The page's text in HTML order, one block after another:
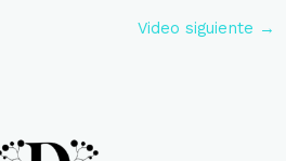
Video siguiente →